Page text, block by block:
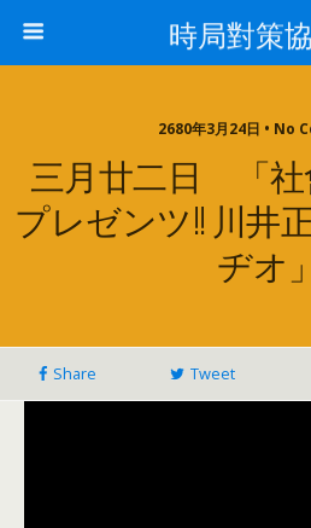
時局對策
2680年3月24日 • No
三月廿二日 「社
プレゼンツ!! 川井
ヂオ」
Share Tweet